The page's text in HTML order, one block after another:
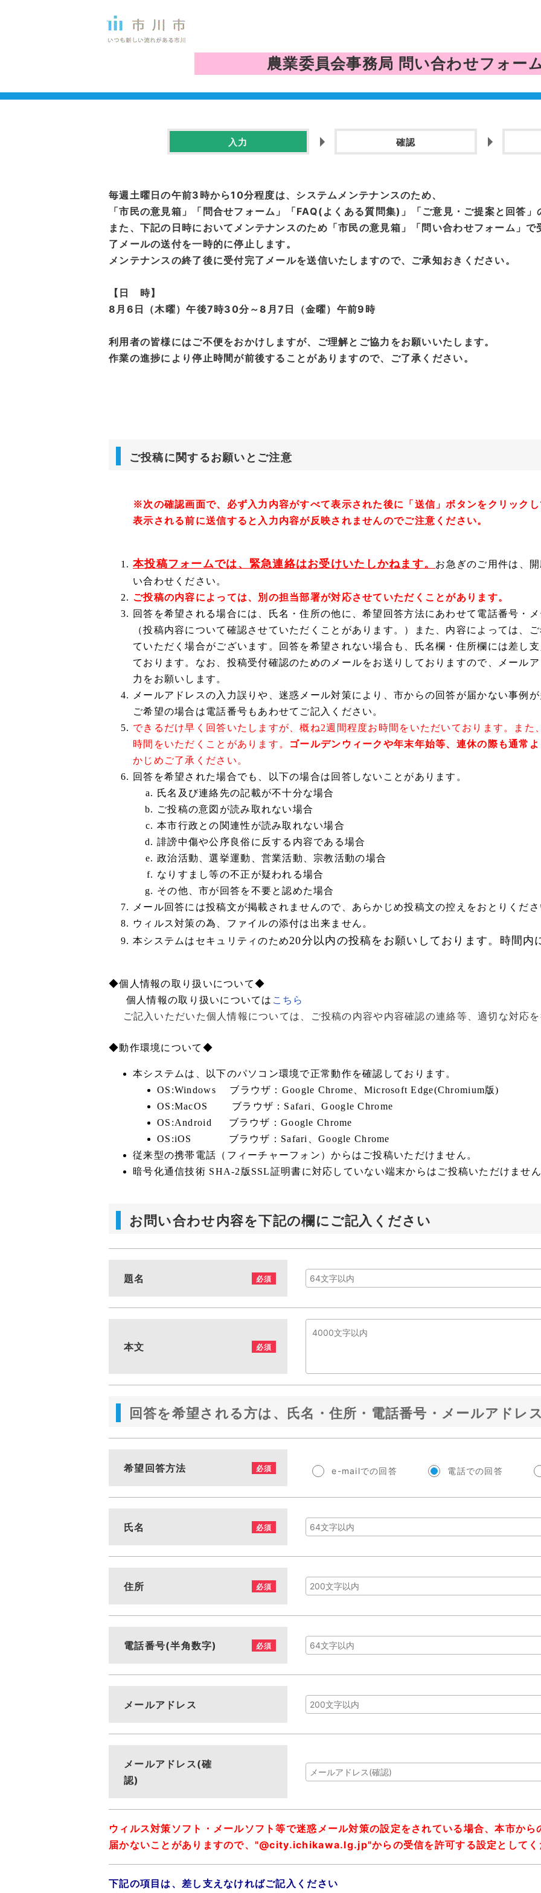
農業委員会事務局 問い合わせフォー
入力 確認
毎週土曜日の午前3時から10分程度は、システムメンテナンスのため、
「市民の意見箱」「問合せフォーム」「FAQ(よくある質問集)」「ご意見・ご提案と回答
また、下記の日時においてメンテナンスのため「市民の意見箱」「問い合わせフォーム」
了メールの送付を一時的に停止します。
メンテナンスの終了後に受付完了メールを送信いたしますので、ご承知おきください。
【日 時】
8月6日（木曜）午後7時30分～8月7日（金曜）午前9時
利用者の皆様にはご不便をおかけしますが、ご理解とご協力をお願いいたします。
作業の進捗により停止時間が前後することがありますので、ご了承ください。
ご投稿に関するお願いとご注意
※次の確認画面で、必ず入力内容がすべて表示された後に「送信」ボタンをクリック
表示される前に送信すると入力内容が反映されませんのでご注意ください。
本投稿フォームでは、緊急連絡はお受けいたしかねます。
お急ぎのご用件は、
い合わせください。
ご投稿の内容によっては、別の担当部署が対応させていただくことがあります。
回答を希望される場合には、氏名・住所の他に、希望回答方法にあわせて電話番号・
（投稿内容について確認させていただくことがあります。）また、内容によっては、
ていただく場合がございます。回答を希望されない場合も、氏名欄・住所欄には差し
ております。なお、投稿受付確認のためのメールをお送りしておりますので、メール
力をお願いします。
メールアドレスの入力誤りや、迷惑メール対策により、市からの回答が届かない事例
ご希望の場合は電話番号もあわせてご記入ください。
できるだけ早く回答いたしますが、概ね2週間程度お時間をいただいております。また
時間をいただくことがあります。
ゴールデンウィークや年末年始等、連休の際も通常
かじめご了承ください。
回答を希望された場合でも、以下の場合は回答しないことがあります。
氏名及び連絡先の記載が不十分な場合
ご投稿の意図が読み取れない場合
本市行政との関連性が読み取れない場合
誹謗中傷や公序良俗に反する内容である場合
政治活動、選挙運動、営業活動、宗教活動の場合
なりすまし等の不正が疑われる場合
その他、市が回答を不要と認めた場合
メール回答には投稿文が掲載されませんので、あらかじめ投稿文の控えをおとりくだ
ウィルス対策の為、ファイルの添付は出来ません。
本システムはセキュリティのため20分以内の投稿をお願いしております。時間内
◆個人情報の取り扱いについて◆
個人情報の取り扱いについては こちら
ご記入いただいた個人情報については、ご投稿の内容や内容確認の連絡等、適切な対応
◆動作環境について◆
本システムは、以下のパソコン環境で正常動作を確認しております。
OS:Windows ブラウザ：Google Chrome、Microsoft Edge(Chromium版)
OS:MacOS ブラウザ：Safari、Google Chrome
OS:Android ブラウザ：Google Chrome
OS:iOS ブラウザ：Safari、Google Chrome
従来型の携帯電話（フィーチャーフォン）からはご投稿いただけません。
暗号化通信技術 SHA-2版SSL証明書に対応していない端末からはご投稿いただけませ
お問い合わせ内容を下記の欄にご記入ください
題名 必須
本文 必須
回答を希望される方は、氏名・住所・電話番号・メールアドレ
希望回答方法 必須 e-mailでの回答 電話での回答
氏名 必須
住所 必須
電話番号(半角数字) 必須
メールアドレス
メールアドレス(確
認)
ウィルス対策ソフト・メールソフト等で迷惑メール対策の設定をされている場合、本市か
届かないことがありますので、"@city.ichikawa.lg.jp"からの受信を許可する設定としてく
下記の項目は、差し支えなければご記入ください